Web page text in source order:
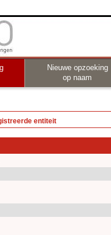
Nieuwe opzoeking
op naam
entiteit